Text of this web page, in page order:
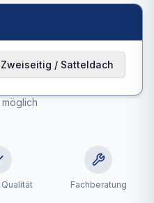
Zweiseitig / Satteldach
möglich
Fachberatung